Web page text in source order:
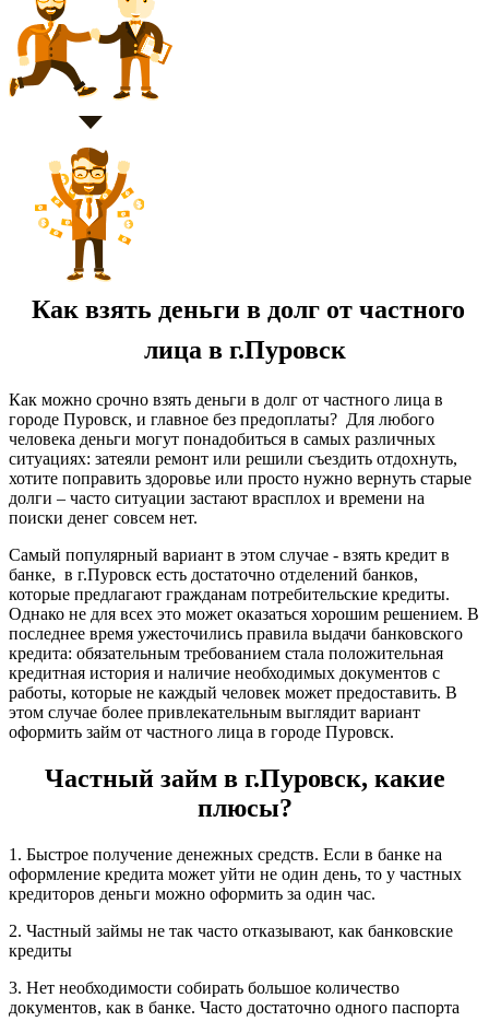
Как взять деньги в долг от частного
лица в г.Пуровск
Как можно срочно взять деньги в долг от частного лица в
городе Пуровск, и главное без предоплаты? Для любого
человека деньги могут понадобиться в самых различных
ситуациях: затеяли ремонт или решили съездить отдохнуть,
хотите поправить здоровье или просто нужно вернуть старые
долги – часто ситуации застают врасплох и времени на
поиски денег совсем нет.
Самый популярный вариант в этом случае - взять кредит в
банке, в г.Пуровск есть достаточно отделений банков,
которые предлагают гражданам потребительские кредиты.
Однако не для всех это может оказаться хорошим решением. В
последнее время ужесточились правила выдачи банковского
кредита: обязательным требованием стала положительная
кредитная история и наличие необходимых документов с
работы, которые не каждый человек может предоставить. В
этом случае более привлекательным выглядит вариант
оформить займ от частного лица в городе Пуровск.
Частный займ в г.Пуровск, какие
плюсы?
1. Быстрое получение денежных средств. Если в банке на
оформление кредита может уйти не один день, то у частных
кредиторов деньги можно оформить за один час.
2. Частный займы не так часто отказывают, как банковские
кредиты
3. Нет необходимости собирать большое количество
документов, как в банке. Часто достаточно одного паспорта